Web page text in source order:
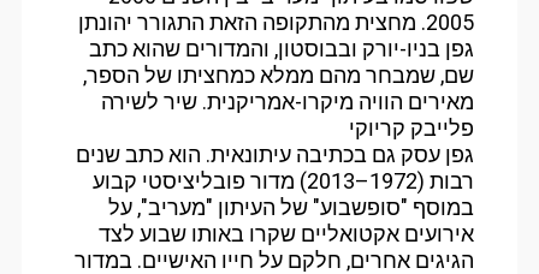
2005. מחצית מהתקופה הזאת התגורר יהונתן
גפן בניו-יורק ובבוסטון, והמדורים שהוא כתב
שם, שמבחר מהם ממלא כמחציתו של הספר,
מאירים הוויה מיקרו-אמריקנית. שיר לשירה
פלייבק קריוקי
גפן עסק גם בכתיבה עיתונאית. הוא כתב שנים
רבות (1972–2013) מדור פובליציסטי קבוע
במוסף "סופשבוע" של העיתון "מעריב", על
אירועים אקטואליים שקרו באותו שבוע לצד
הגיגים אחרים, חלקם על חייו האישיים. במדור